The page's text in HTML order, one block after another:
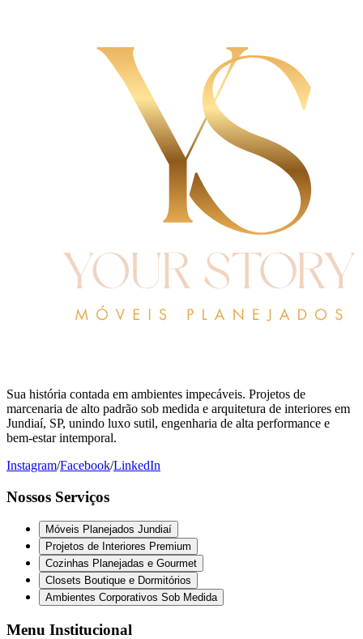
Sua história contada em ambientes impecáveis. Projetos de
marcenaria de alto padrão sob medida e arquitetura de interiores em
Jundiaí, SP, unindo luxo sutil, engenharia de alta performance e
bem-estar intemporal.
Instagram/Facebook/LinkedIn
Nossos Serviços
Móveis Planejados Jundiaí
Projetos de Interiores Premium
Cozinhas Planejadas e Gourmet
Closets Boutique e Dormitórios
Ambientes Corporativos Sob Medida
Menu Institucional